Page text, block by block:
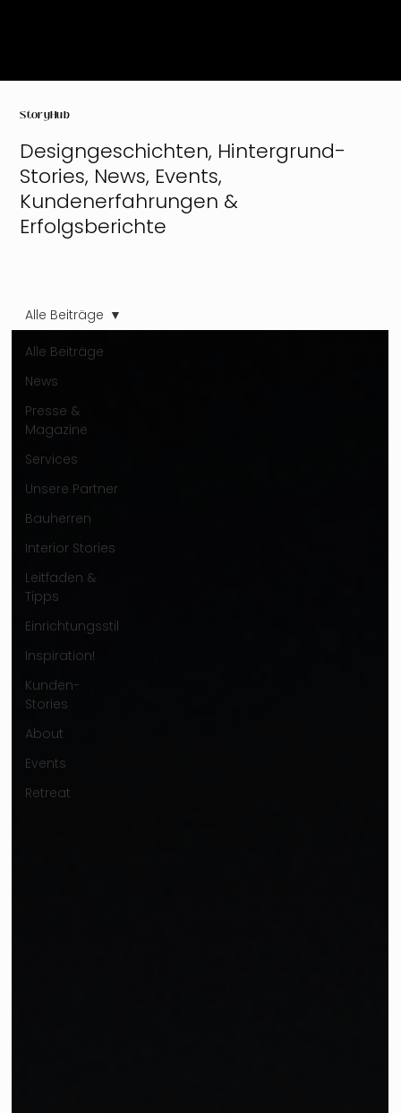
StoryHub
Designgeschichten, Hintergrund-
Stories, News, Events,
Kundenerfahrungen &
Erfolgsberichte
Alle Beiträge
News
Presse &
Magazine
Services
Unsere Partner
Bauherren
Interior Stories
Leitfaden &
Tipps
Einrichtungsstil
Inspiration!
Kunden-
Stories
About
Events
Retreat
Alle Beiträge